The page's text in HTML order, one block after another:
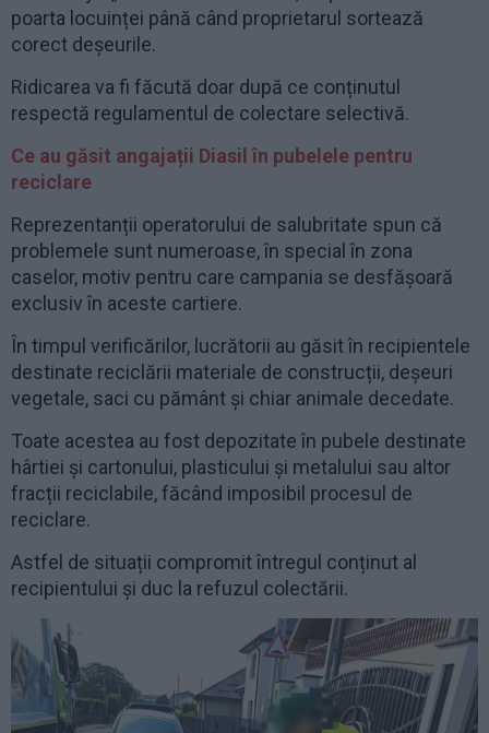
poarta locuinței până când proprietarul sortează
corect deșeurile.
Ridicarea va fi făcută doar după ce conținutul
respectă regulamentul de colectare selectivă.
Ce au găsit angajații Diasil în pubelele pentru
reciclare
Reprezentanții operatorului de salubritate spun că
problemele sunt numeroase, în special în zona
caselor, motiv pentru care campania se desfășoară
exclusiv în aceste cartiere.
În timpul verificărilor, lucrătorii au găsit în recipientele
destinate reciclării materiale de construcții, deșeuri
vegetale, saci cu pământ și chiar animale decedate.
Toate acestea au fost depozitate în pubele destinate
hârtiei și cartonului, plasticului și metalului sau altor
fracții reciclabile, făcând imposibil procesul de
reciclare.
Astfel de situații compromit întregul conținut al
recipientului și duc la refuzul colectării.